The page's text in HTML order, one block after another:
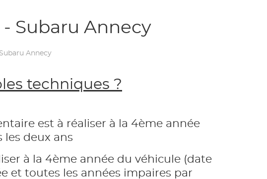
Subaru Annecy
Annecy
techniques ?
est à réaliser à la 4ème année
les deux ans
à la 4ème année du véhicule (date
et toutes les années impaires par